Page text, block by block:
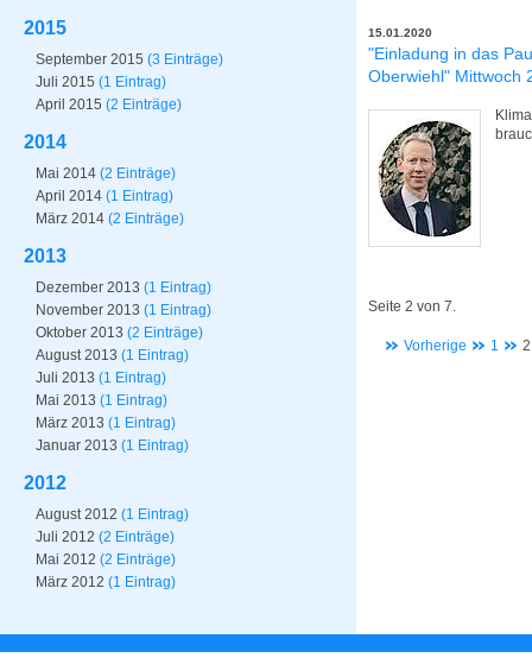
2015
September 2015 (3 Einträge)
Juli 2015 (1 Eintrag)
April 2015 (2 Einträge)
2014
Mai 2014 (2 Einträge)
April 2014 (1 Eintrag)
März 2014 (2 Einträge)
2013
Dezember 2013 (1 Eintrag)
November 2013 (1 Eintrag)
Oktober 2013 (2 Einträge)
August 2013 (1 Eintrag)
Juli 2013 (1 Eintrag)
Mai 2013 (1 Eintrag)
März 2013 (1 Eintrag)
Januar 2013 (1 Eintrag)
2012
August 2012 (1 Eintrag)
Juli 2012 (2 Einträge)
Mai 2012 (2 Einträge)
März 2012 (1 Eintrag)
15.01.2020
"Einladung in das
Oberwiehl" Mittwoch
Seite 2 von 7.
Vorherige 1 2